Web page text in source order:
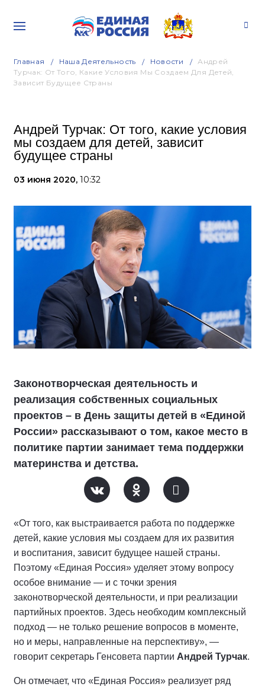
Главная Наша Деятельность Новости
Андрей
Турчак: От Того, Какие Условия Мы Создаем Для Детей,
Зависит Будущее Страны
Андрей Турчак: От того, какие условия
мы создаем для детей, зависит
будущее страны
03 июня 2020, 10:32
Законотворческая деятельность и
реализация собственных социальных
проектов – в День защиты детей в «Единой
России» рассказывают о том, какое место в
политике партии занимает тема поддержки
материнства и детства.
«От того, как выстраивается работа по поддержке
детей, какие условия мы создаем для их развития
и воспитания, зависит будущее нашей страны.
Поэтому «Единая Россия» уделяет этому вопросу
особое внимание — и с точки зрения
законотворческой деятельности, и при реализации
партийных проектов. Здесь необходим комплексный
подход — не только решение вопросов в моменте,
но и меры, направленные на перспективу», —
говорит секретарь Генсовета партии Андрей Турчак.
Он отмечает, что «Единая Россия» реализует ряд